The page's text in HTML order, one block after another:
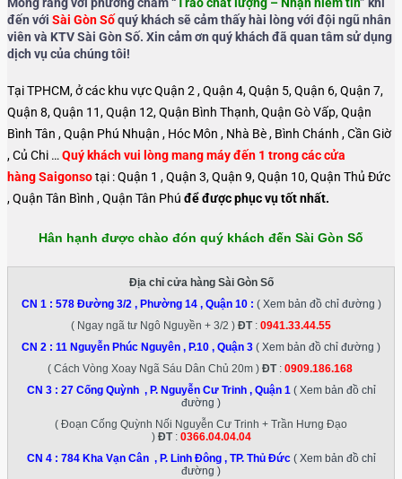
đến với Sài Gòn Sốquý khách sẽ cảm thấy hài lòng với đội ngũ nhân
viên và KTV Sài Gòn Số. Xin cảm ơn quý khách đã quan tâm sử dụng
dịch vụ của chúng tôi!
Tại TPHCM, ở các khu vực Quận 2 , Quận 4, Quận 5, Quận 6, Quận 7,
Quận 8, Quận 11, Quận 12, Quận Bình Thạnh, Quận Gò Vấp, Quận
Bình Tân , Quận Phú Nhuận , Hóc Môn , Nhà Bè , Bình Chánh , Cần Giờ
, Củ Chi …Quý khách vui lòng mang máy đến 1 trong các cửa
hàng Saigonsotại : Quận 1 , Quận 3, Quận 9, Quận 10, Quận Thủ Đức
, Quận Tân Bình , Quận Tân Phú để được phục vụ tốt nhất.
Hân hạnh được chào đón quý khách đến Sài Gòn Số
Địa chỉ cửa hàng Sài Gòn Số
CN 1 : 578 Đường 3/2 , Phường 14 , Quận 10: ( Xem bản đồ chỉ đường )
( Ngay ngã tư Ngô Nguyền + 3/2 ) ĐT: 0941.33.44.55
CN 2 : 11 Nguyễn Phúc Nguyên , P.10 , Quận 3 ( Xem bản đồ chỉ đường )
( Cách Vòng Xoay Ngã Sáu Dân Chủ 20m ) ĐT: 0909.186.168
CN 3 : 27 Cống Quỳnh , P. Nguyễn Cư Trinh , Quận 1 ( Xem bản đồ chỉ
đường )
( Đoạn Cống Quỳnh Nối Nguyễn Cư Trinh + Trần Hưng Đạo
) ĐT: 0366.04.04.04
CN 4 : 784 Kha Vạn Cân , P. Linh Đông , TP. Thủ Đức( Xem bản đồ chỉ
đường )